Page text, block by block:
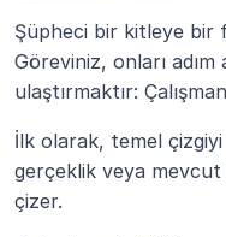
Şüpheci bir kitleye bir
Göreviniz, onları
ulaştırmaktır:
İlk olarak, temel
gerçeklik veya mevcut
çizer.